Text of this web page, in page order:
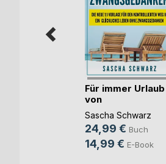
Für immer Urlaub
von
Zwangsgedanken
Sascha Schwarz
24,99 € Buch
14,99 € E-Book